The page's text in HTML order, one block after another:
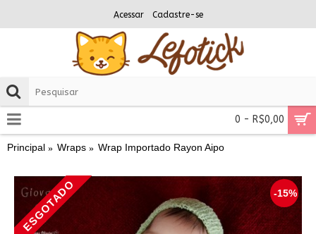
Acessar Cadastre-se
0 - R$0,00
Principal Wraps Wrap Importado Rayon Aipo
-15%
ESGOTADO